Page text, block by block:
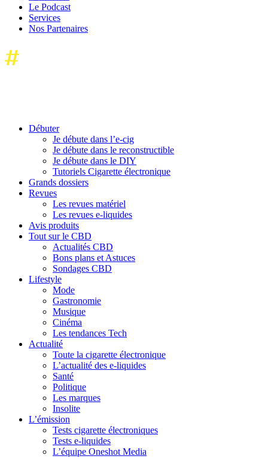
Le Podcast
Services
Nos Partenaires
Débuter
Je débute dans l’e-cig
Je débute dans le reconstructible
Je débute dans le DIY
Tutoriels Cigarette électronique
Grands dossiers
Revues
Les revues matériel
Les revues e-liquides
Avis produits
Tout sur le CBD
Actualités CBD
Bons plans et Astuces
Sondages CBD
Lifestyle
Mode
Gastronomie
Musique
Cinéma
Les tendances Tech
Actualité
Toute la cigarette électronique
L’actualité des e-liquides
Santé
Politique
Les marques
Insolite
L’émission
Tests cigarette électroniques
Tests e-liquides
L’équipe Oneshot Media